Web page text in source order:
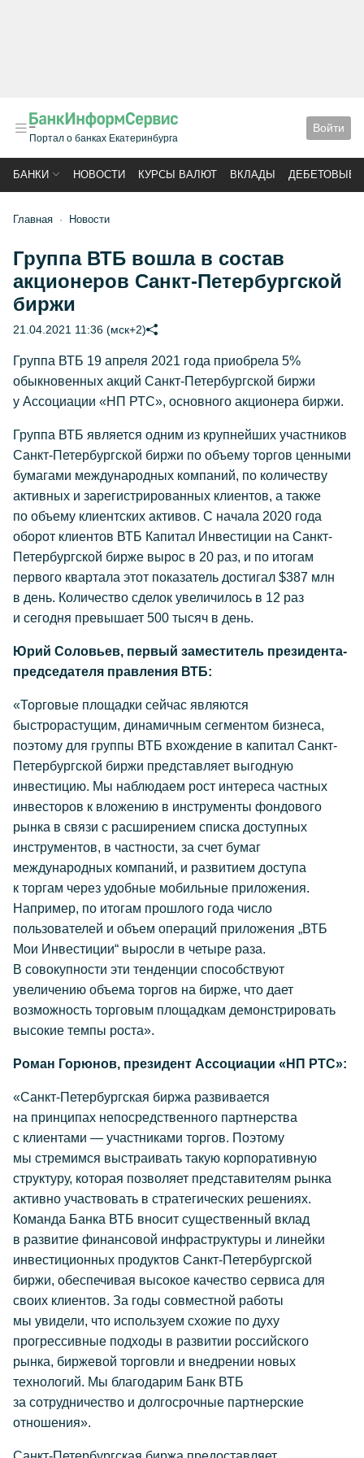
Портал о банках Екатеринбурга
Войти
БАНКИ НОВОСТИ КУРСЫ ВАЛЮТ ВКЛАДЫ ДЕБЕТОВЫЕ
Главная Новости
Группа ВТБ вошла в состав
акционеров Санкт-Петербургской
биржи
21.04.2021 11:36 (мск+2)
Группа ВТБ 19 апреля 2021 года приобрела 5%
обыкновенных акций Санкт-Петербургской биржи
у Ассоциации «НП РТС», основного акционера биржи.
Группа ВТБ является одним из крупнейших участников
Санкт-Петербургской биржи по объему торгов ценными
бумагами международных компаний, по количеству
активных и зарегистрированных клиентов, а также
по объему клиентских активов. С начала 2020 года
оборот клиентов ВТБ Капитал Инвестиции на Санкт-
Петербургской бирже вырос в 20 раз, и по итогам
первого квартала этот показатель достигал $387 млн
в день. Количество сделок увеличилось в 12 раз
и сегодня превышает 500 тысяч в день.
Юрий Соловьев, первый заместитель президента-
председателя правления ВТБ:
«Торговые площадки сейчас являются
быстрорастущим, динамичным сегментом бизнеса,
поэтому для группы ВТБ вхождение в капитал Санкт-
Петербургской биржи представляет выгодную
инвестицию. Мы наблюдаем рост интереса частных
инвесторов к вложению в инструменты фондового
рынка в связи с расширением списка доступных
инструментов, в частности, за счет бумаг
международных компаний, и развитием доступа
к торгам через удобные мобильные приложения.
Например, по итогам прошлого года число
пользователей и объем операций приложения „ВТБ
Мои Инвестиции“ выросли в четыре раза.
В совокупности эти тенденции способствуют
увеличению объема торгов на бирже, что дает
возможность торговым площадкам демонстрировать
высокие темпы роста».
Роман Горюнов, президент Ассоциации «НП РТС»:
«Санкт-Петербургская биржа развивается
на принципах непосредственного партнерства
с клиентами — участниками торгов. Поэтому
мы стремимся выстраивать такую корпоративную
структуру, которая позволяет представителям рынка
активно участвовать в стратегических решениях.
Команда Банка ВТБ вносит существенный вклад
в развитие финансовой инфраструктуры и линейки
инвестиционных продуктов Санкт-Петербургской
биржи, обеспечивая высокое качество сервиса для
своих клиентов. За годы совместной работы
мы увидели, что используем схожие по духу
прогрессивные подходы в развитии российского
рынка, биржевой торговли и внедрении новых
технологий. Мы благодарим Банк ВТБ
за сотрудничество и долгосрочные партнерские
отношения».